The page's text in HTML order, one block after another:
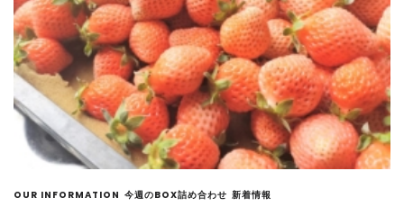
OUR INFORMATION 今週のBOX詰め合わせ 新着情報